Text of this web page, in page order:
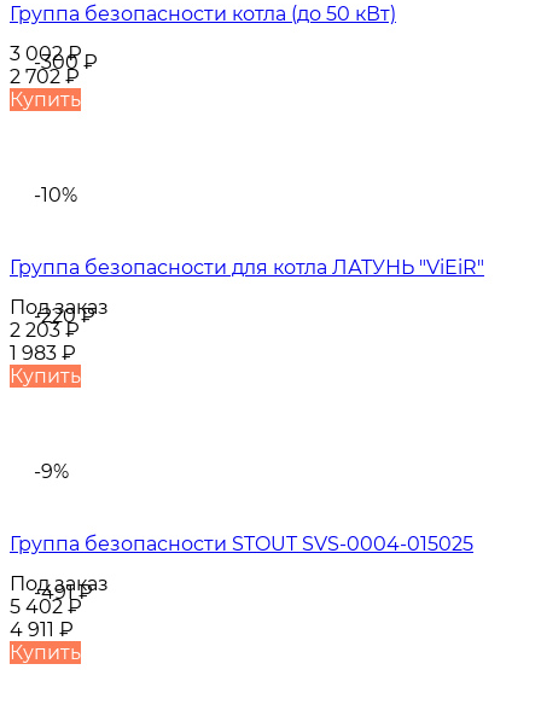
-300₽
Группа безопасности котла (до 50 кВт)
3 002₽
2 702₽
Купить
-10%
-220₽
Группа безопасности для котла ЛАТУНЬ "ViEiR"
Под заказ
2 203₽
1 983 ₽
Купить
-9%
-491₽
Группа безопасности STOUT SVS-0004-015025
Под заказ
5 402 ₽
4 911 ₽
Купить